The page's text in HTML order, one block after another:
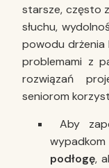
starsze, często
słuchu,
powodu drżenia
problemami z
rozwiązań
seniorom
Aby
podłogę,